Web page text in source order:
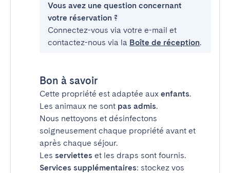
Vous avez une question concernant
votre réservation ?
Connectez-vous via votre e-mail et
contactez-nous via la Boîte de réception.
Bon à savoir
Cette propriété est adaptée aux enfants.
Les animaux ne sont pas admis.
Nous nettoyons et désinfectons
soigneusement chaque propriété avant et
après chaque séjour.
Les serviettes et les draps sont fournis.
Services supplémentaires: stockez vos